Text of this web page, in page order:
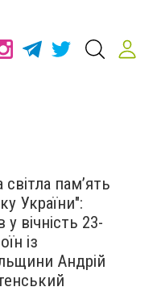
світла пам’ять
України":
у вічність 23-
із
Андрій